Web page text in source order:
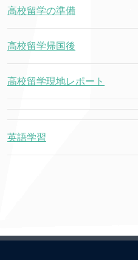
高校留学の準備
高校留学帰国後
高校留学現地レポート
英語学習